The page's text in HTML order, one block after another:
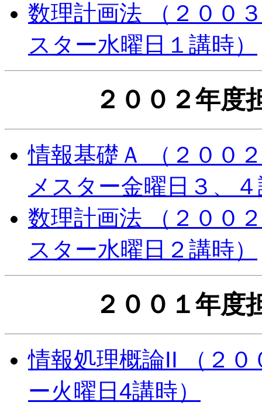
数理計画法 （２００
スター水曜日１講時）
２００２年度
情報基礎Ａ （２００
メスター金曜日３、
数理計画法 （２００
スター水曜日２講時）
２００１年度
情報処理概論II （２
ー火曜日4講時）